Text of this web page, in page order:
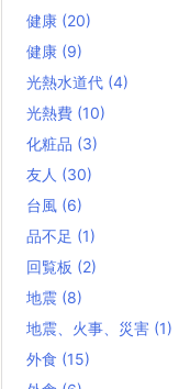
健康 (20)
健康 (9)
光熱水道代 (4)
光熱費 (10)
化粧品 (3)
友人 (30)
台風 (6)
品不足 (1)
回覧板 (2)
地震 (8)
地震、火事、災害 (1)
外食 (15)